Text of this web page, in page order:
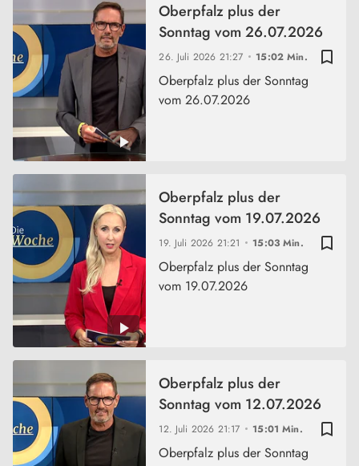
bookmark_border
26. Juli 2026 21:27 15:02 Min.
Oberpfalz plus der
Sonntag vom 26.07.2026
Oberpfalz plus der Sonntag
vom 26.07.2026
bookmark_border
19. Juli 2026 21:21 15:03 Min.
Oberpfalz plus der
Sonntag vom 19.07.2026
Oberpfalz plus der Sonntag
vom 19.07.2026
bookmark_border
12. Juli 2026 21:17 15:01 Min.
Oberpfalz plus der
Sonntag vom 12.07.2026
Oberpfalz plus der Sonntag